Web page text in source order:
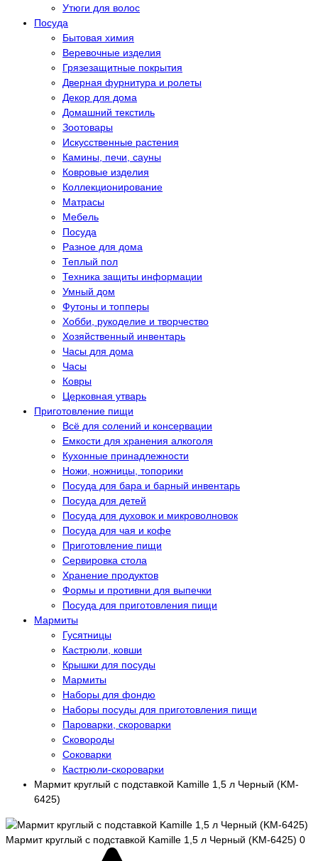
Утюги для волос
Посуда
Бытовая химия
Веревочные изделия
Грязезащитные покрытия
Дверная фурнитура и ролеты
Декор для дома
Домашний текстиль
Зоотовары
Искусственные растения
Камины, печи, сауны
Ковровые изделия
Коллекционирование
Матрасы
Мебель
Посуда
Разное для дома
Теплый пол
Техника защиты информации
Умный дом
Футоны и топперы
Хобби, рукоделие и творчество
Хозяйственный инвентарь
Часы для дома
Часы
Ковры
Церковная утварь
Приготовление пищи
Всё для солений и консервации
Емкости для хранения алкоголя
Кухонные принадлежности
Ножи, ножницы, топорики
Посуда для бара и барный инвентарь
Посуда для детей
Посуда для духовок и микроволновок
Посуда для чая и кофе
Приготовление пищи
Сервировка стола
Хранение продуктов
Формы и противни для выпечки
Посуда для приготовления пищи
Мармиты
Гусятницы
Кастрюли, ковши
Крышки для посуды
Мармиты
Наборы для фондю
Наборы посуды для приготовления пищи
Пароварки, скороварки
Сковороды
Соковарки
Кастрюли-скороварки
Мармит круглый с подставкой Kamille 1,5 л Черный (KM-
6425)
Мармит круглый с подставкой Kamille 1,5 л Черный (KM-6425) 0